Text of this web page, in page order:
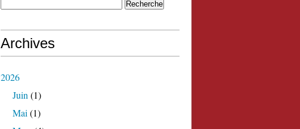
Archives
2026
Juin (1)
Mai (1)